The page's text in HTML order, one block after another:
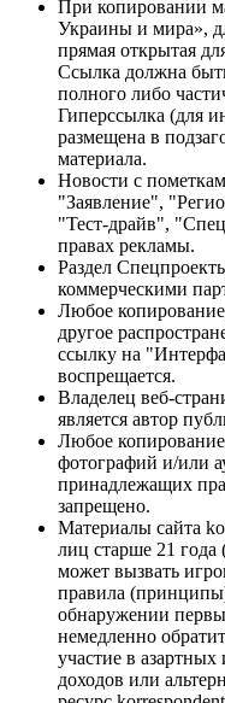
При копировании
Украины и мира»,
прямая открытая
Ссылка должна
полного либо
Гиперссылка (для
размещена в
материала.
Новости с
"Заявление",
"Тест-драйв",
правах рекламы.
Раздел
коммерческими
Любое
другое
ссылку на
воспрещается.
Владелец веб-
является автор
Любое
фотографий и/или
принадлежащих
запрещено.
Материалы сайта
лиц старше 21 года
может вызвать
правила
обнаружении
немедленно
участие в
доходов или